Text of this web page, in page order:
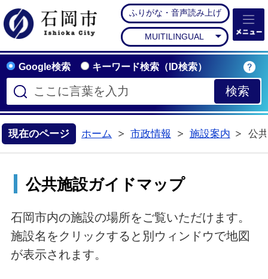
石岡市公式ホームペー
ふりがな・音声読み上げ
MUITILINGUAL
Google検索 キーワード検索（ID検索）
現在のページ ホーム
市政情報
施設案内
公
公共施設ガイドマップ
石岡市内の施設の場所をご覧いただけます。
施設名をクリックすると別ウィンドウで地図
が表示されます。